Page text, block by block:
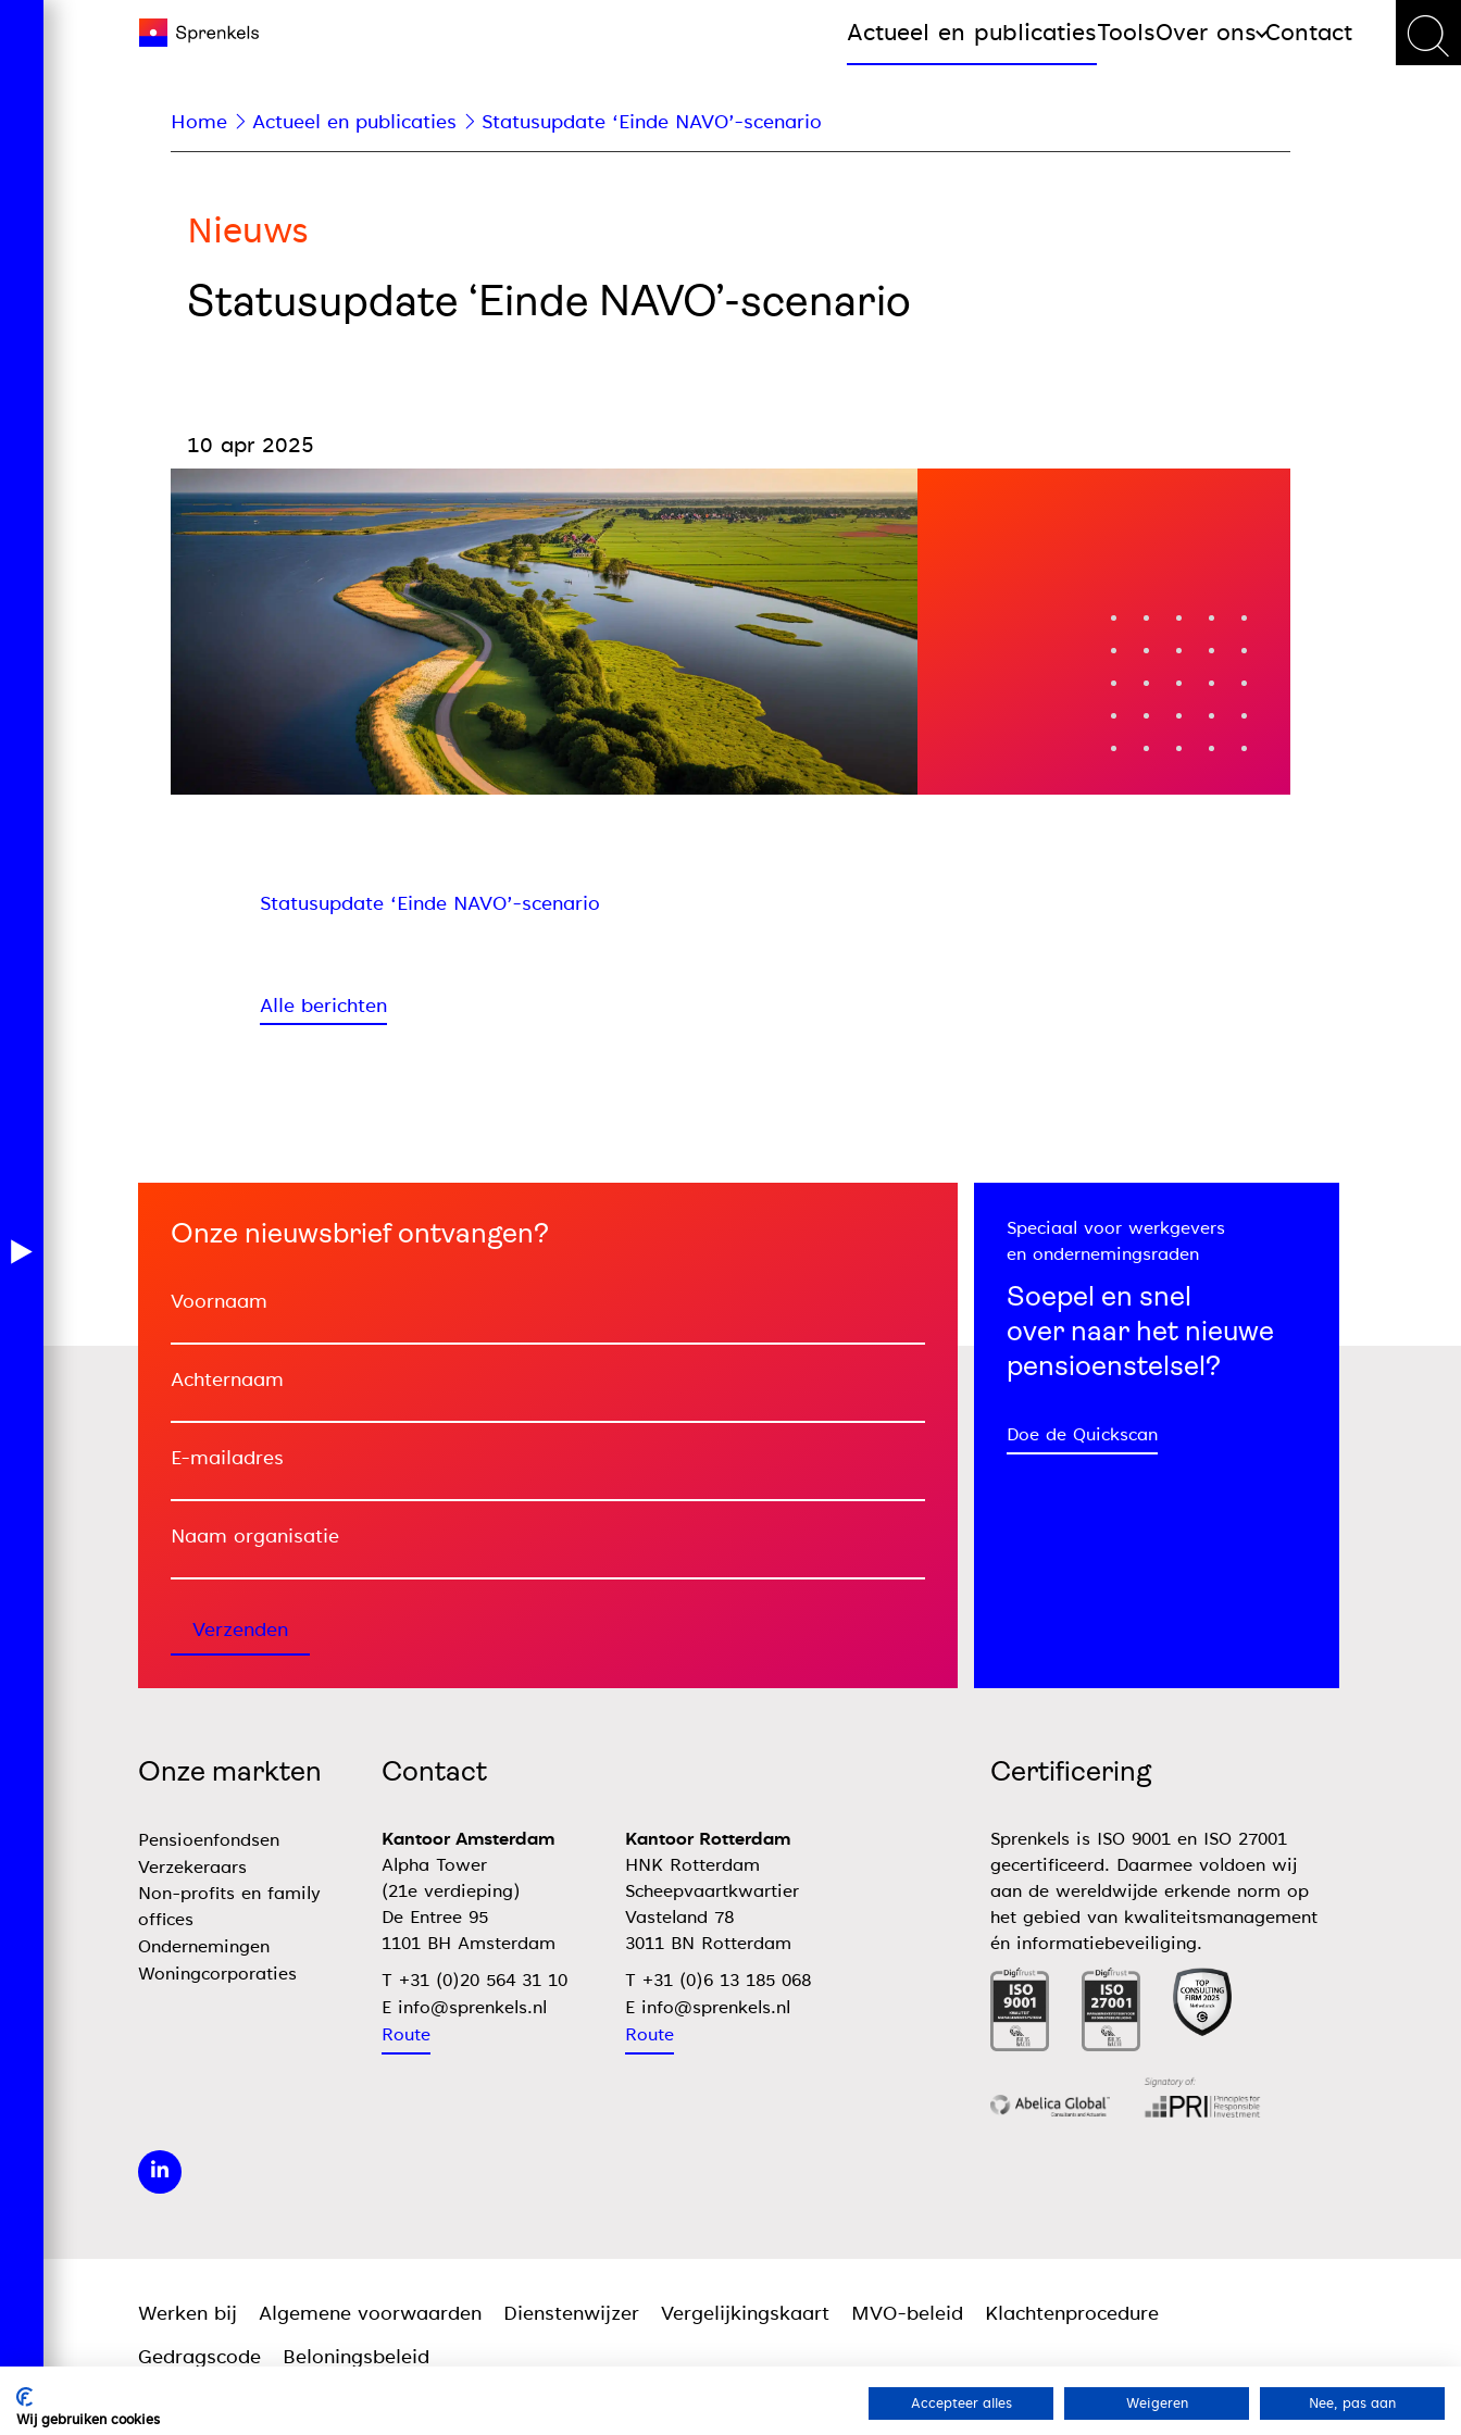
Actueel en publicatiesToolsOver ons Contact
Home Actueel en publicaties Statusupdate ‘Einde NAVO’-scenario
Nieuws
Statusupdate ‘Einde NAVO’-scenario
10 apr 2025
Statusupdate ‘Einde NAVO’-scenario
Alle berichten
Onze nieuwsbrief ontvangen?
Voornaam
Achternaam
E-mailadres
Naam organisatie
Verzenden
Speciaal voor werkgevers
en ondernemingsraden
Soepel en snel
over naar het nieuwe
pensioenstelsel?
Doe de Quickscan
Onze markten
Pensioenfondsen
Verzekeraars
Non-profits en family
offices
Ondernemingen
Woningcorporaties
Contact
Kantoor Amsterdam
Alpha Tower
(21e verdieping)
De Entree 95
1101 BH Amsterdam
T +31 (0)20 564 31 10
E
Route
Kantoor Rotterdam
HNK Rotterdam
Scheepvaartkwartier
Vasteland 78
3011 BN Rotterdam
T +31 (0)6 13 185 068
E
Route
Certificering
Sprenkels is ISO 9001 en ISO 27001
gecertificeerd. Daarmee voldoen wij
aan de wereldwijde erkende norm op
het gebied van kwaliteitsmanagement
én informatiebeveiliging.
Werken bij Algemene voorwaarden Dienstenwijzer Vergelijkingskaart MVO-beleid
Klachtenprocedure
Gedragscode
Beloningsbeleid
Wij gebruiken cookies
Accepteer alles Weigeren Nee, pas aan